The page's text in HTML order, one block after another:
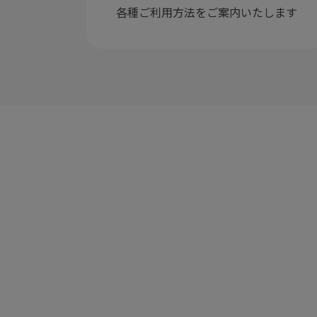
各種ご利用方法をご案内いたします